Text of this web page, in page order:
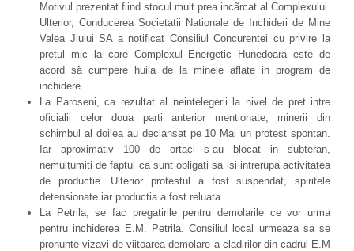
Motivul prezentat fiind stocul mult prea incãrcat al Complexului.
Ulterior, Conducerea Societatii Nationale de Inchideri de Mine
Valea Jiului SA a notificat Consiliul Concurentei cu privire la
pretul mic la care Complexul Energetic Hunedoara este de
acord sã cumpere huila de la minele aflate in program de
inchidere.
La Paroseni, ca rezultat al neintelegerii la nivel de pret intre
oficialii celor doua parti anterior mentionate, minerii din
schimbul al doilea au declansat pe 10 Mai un protest spontan.
Iar aproximativ 100 de ortaci s-au blocat in subteran,
nemultumiti de faptul ca sunt obligati sa isi intrerupa activitatea
de productie. Ulterior protestul a fost suspendat, spiritele
detensionate iar productia a fost reluata.
La Petrila, se fac pregatirile pentru demolarile ce vor urma
pentru inchiderea E.M. Petrila. Consiliul local urmeaza sa se
pronunte vizavi de viitoarea demolare a cladirilor din cadrul E.M